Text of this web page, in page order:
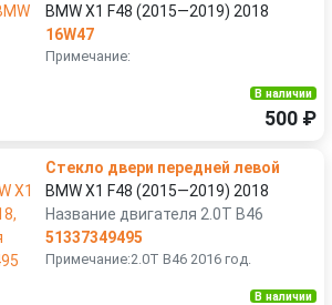
BMW X1 F48 (2015—2019) 2018
16W47
Примечание:
В наличии
500 ₽
Стекло двери передней левой
BMW X1 F48 (2015—2019) 2018
Название двигателя 2.0T B46
51337349495
Примечание:2.0T B46 2016 год.
В наличии